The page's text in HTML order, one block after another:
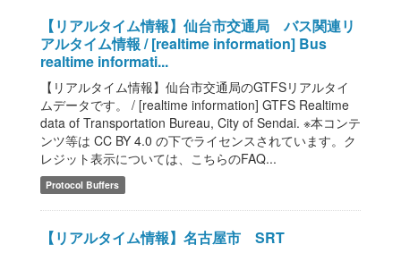
【リアルタイム情報】仙台市交通局 バス関連リ
アルタイム情報 / [realtime information] Bus
realtime informati...
【リアルタイム情報】仙台市交通局のGTFSリアルタイ
ムデータです。 / [realtime information] GTFS Realtime
data of Transportation Bureau, City of Sendai. ※本コンテ
ンツ等は CC BY 4.0 の下でライセンスされています。ク
レジット表示については、こちらのFAQ...
Protocol Buffers
【リアルタイム情報】名古屋市 SRT